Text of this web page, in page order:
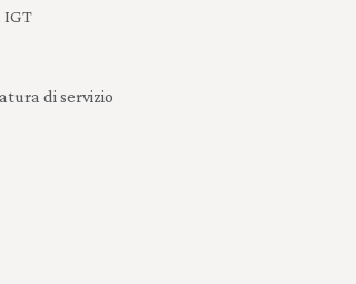
IGT
di servizio